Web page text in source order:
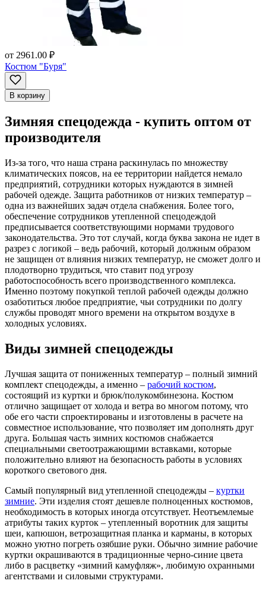
от 2961.00 ₽
Костюм "Буря"
В корзину
Зимняя спецодежда - купить оптом от
производителя
Из-за того, что наша страна раскинулась по множеству
климатических поясов, на ее территории найдется немало
предприятий, сотрудники которых нуждаются в зимней
рабочей одежде. Защита работников от низких температур –
одна из важнейших задач отдела снабжения. Более того,
обеспечение сотрудников утепленной спецодеждой
предписывается соответствующими нормами трудового
законодательства. Это тот случай, когда буква закона не идет в
разрез с логикой – ведь рабочий, который должным образом
не защищен от влияния низких температур, не сможет долго и
плодотворно трудиться, что ставит под угрозу
работоспособность всего производственного комплекса.
Именно поэтому покупкой теплой рабочей одежды должно
озаботиться любое предприятие, чьи сотрудники по долгу
службы проводят много времени на открытом воздухе в
холодных условиях.
Виды зимней спецодежды
Лучшая защита от пониженных температур – полный зимний
комплект спецодежды, а именно – рабочий костюм,
состоящий из куртки и брюк/полукомбинезона. Костюм
отлично защищает от холода и ветра во многом потому, что
обе его части спроектированы и изготовлены в расчете на
совместное использование, что позволяет им дополнять друг
друга. Большая часть зимних костюмов снабжается
специальными светоотражающими вставками, которые
положительно влияют на безопасность работы в условиях
короткого светового дня.
Самый популярный вид утепленной спецодежды – куртки
зимние. Эти изделия стоят дешевле полноценных костюмов,
необходимость в которых иногда отсутствует. Неотъемлемые
атрибуты таких курток – утепленный воротник для защиты
шеи, капюшон, ветрозащитная планка и карманы, в которых
можно уютно погреть озябшие руки. Обычно зимние рабочие
куртки окрашиваются в традиционные черно-синие цвета
либо в расцветку «зимний камуфляж», любимую охранными
агентствами и силовыми структурами.